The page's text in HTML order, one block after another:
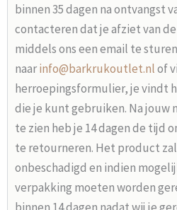
binnen 35 dagen na ontvangst
contacteren dat je afziet van
middels ons een email te sturen
naarinfo@barkrukoutlet.nlof
herroepingsformulier, je vindt
die je kunt gebruiken. Na jouw
te zien heb je 14 dagen de tijd
te retourneren. Het product
onbeschadigd en indien
verpakking moeten worden